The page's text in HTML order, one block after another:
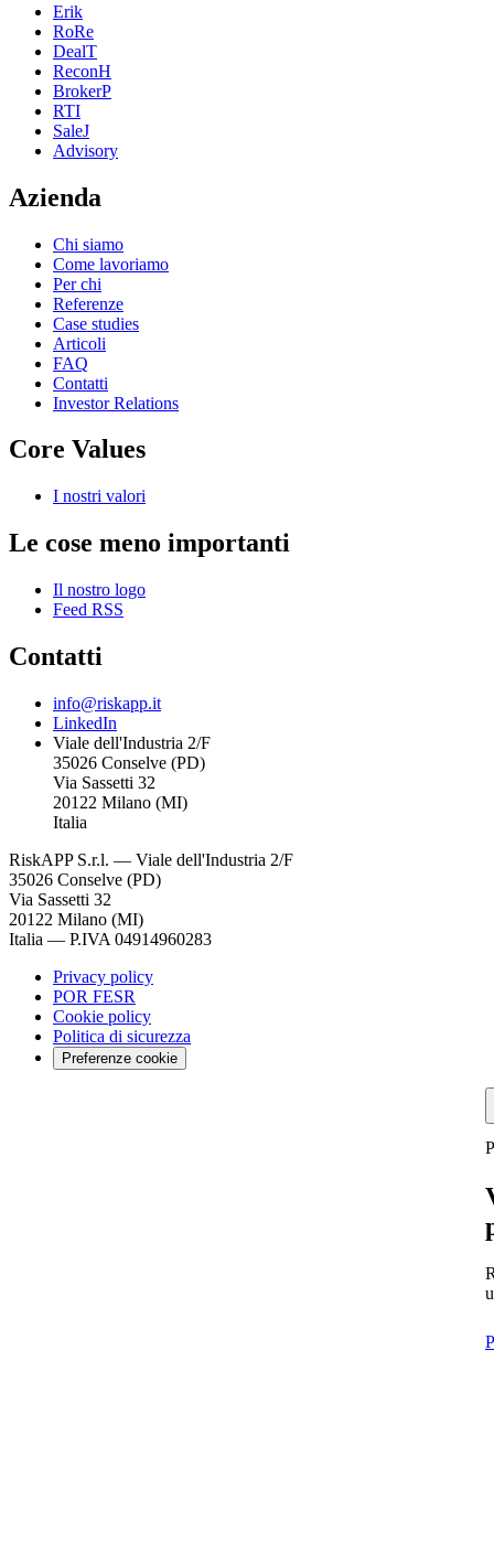
Erik
RoRe
DealT
ReconH
BrokerP
RTI
SaleJ
Advisory
Azienda
Chi siamo
Come lavoriamo
Per chi
Referenze
Case studies
Articoli
FAQ
Contatti
Investor Relations
Core Values
I nostri valori
Le cose meno importanti
Il nostro logo
Feed RSS
Contatti
info@riskapp.it
LinkedIn
Viale dell'Industria 2/F
35026 Conselve (PD)
Via Sassetti 32
20122 Milano (MI)
Italia
RiskAPP S.r.l. — Viale dell'Industria 2/F
35026 Conselve (PD)
Via Sassetti 32
20122 Milano (MI)
Italia — P.IVA 04914960283
Privacy policy
POR FESR
Cookie policy
Politica di sicurezza
Preferenze cookie